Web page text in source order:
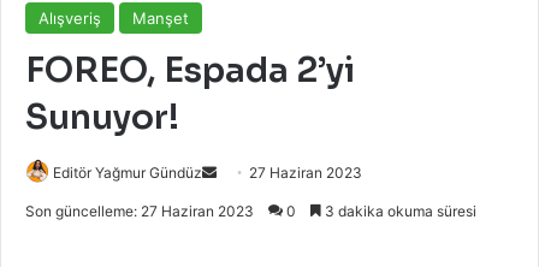
Alışveriş Manşet
FOREO, Espada 2’yi
Sunuyor!
Editör Yağmur Gündüz
Bir
27 Haziran 2023
Son güncelleme: 27 Haziran 2023 0 3 dakika okuma süresi